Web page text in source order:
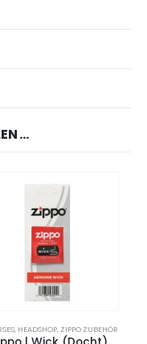
…
, HEADSHOP, ZIPPO ZUBEHÖR